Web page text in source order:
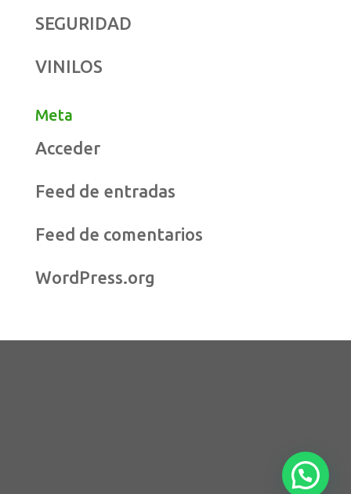
SEGURIDAD
VINILOS
Meta
Acceder
Feed de entradas
Feed de comentarios
WordPress.org